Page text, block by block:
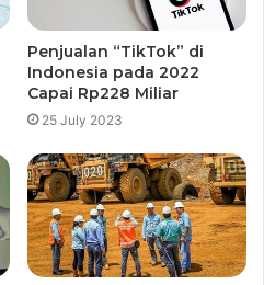
Penjualan “TikTok” di
Indonesia pada 2022
Capai Rp228 Miliar
25 July 2023